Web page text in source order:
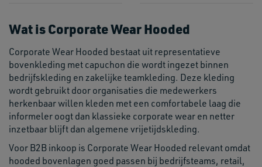
Wat is Corporate Wear Hooded
Corporate Wear Hooded bestaat uit representatieve
bovenkleding met capuchon die wordt ingezet binnen
bedrijfskleding en zakelijke teamkleding. Deze kleding
wordt gebruikt door organisaties die medewerkers
herkenbaar willen kleden met een comfortabele laag die
informeler oogt dan klassieke corporate wear en netter
inzetbaar blijft dan algemene vrijetijdskleding.
Voor B2B inkoop is Corporate Wear Hooded relevant omdat
hooded bovenlagen goed passen bij bedrijfsteams, retail,